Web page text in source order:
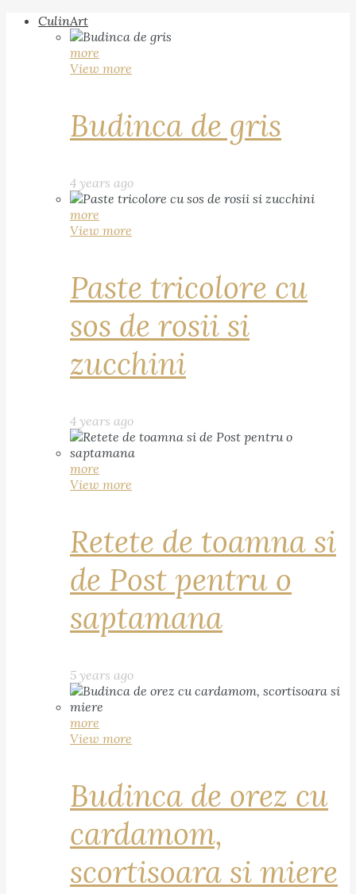
CulinArt
more
View more
Budinca de gris
4 years ago
more
View more
Paste tricolore cu
sos de rosii si
zucchini
4 years ago
more
View more
Retete de toamna si
de Post pentru o
saptamana
5 years ago
more
View more
Budinca de orez cu
cardamom,
scortisoara si miere